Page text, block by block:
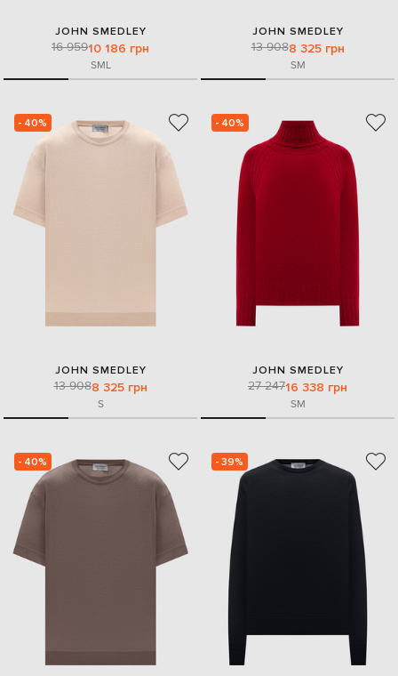
JOHN SMEDLEY
16 95910 186 грн
SML
JOHN SMEDLEY
13 9088 325 грн
SM
- 40%
JOHN SMEDLEY
13 9088 325 грн
S
- 40%
JOHN SMEDLEY
27 24716 338 грн
SM
- 40% - 39%